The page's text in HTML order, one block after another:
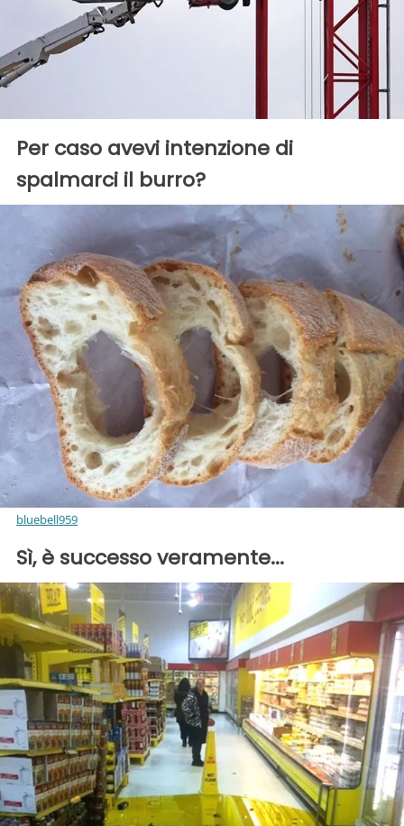
Per caso avevi intenzione di
spalmarci il burro?
bluebell959
Sì, è successo veramente...